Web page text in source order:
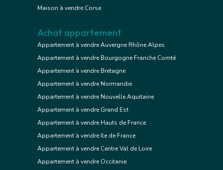
Maison à vendre Corse
Achat appartement
Appartement à vendre Auvergne Rhône Alpes
Appartement à vendre Bourgogne Franche Comté
Appartement à vendre Bretagne
Appartement à vendre Normandie
Appartement à vendre Nouvelle Aquitaine
Appartement à vendre Grand Est
Appartement à vendre Hauts de France
Appartement à vendre Ile de France
Appartement à vendre Centre Val de Loire
Appartement à vendre Occitanie